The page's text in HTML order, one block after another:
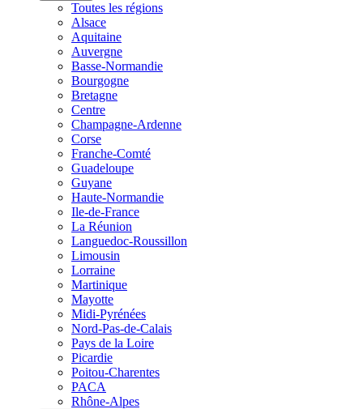
Toutes les régions
Alsace
Aquitaine
Auvergne
Basse-Normandie
Bourgogne
Bretagne
Centre
Champagne-Ardenne
Corse
Franche-Comté
Guadeloupe
Guyane
Haute-Normandie
Ile-de-France
La Réunion
Languedoc-Roussillon
Limousin
Lorraine
Martinique
Mayotte
Midi-Pyrénées
Nord-Pas-de-Calais
Pays de la Loire
Picardie
Poitou-Charentes
PACA
Rhône-Alpes